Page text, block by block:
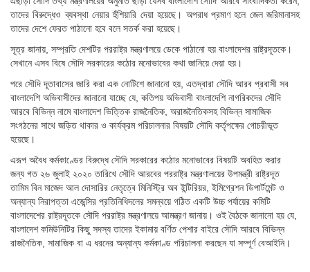
তাদের বিরুদ্ধেও ব্যবস্থা নেয়ার হুঁশিয়ারি দেয়া হয়েছে। অপরাধ প্রমাণ হলে জেল জরিমানাসহ
তাদের দেশে ফেরত পাঠানো হবে বলে সতর্ক করা হয়েছে।
সূত্র জানায়, সম্প্রতি দেশটির পররাষ্ট্র মন্ত্রণালয়ে ডেকে পাঠানো হয় বাংলাদেশর রাষ্ট্রদূতকে।
সেখানে এসব বিষে সৌদি সরকারের কঠোর মনোভাবের কথা জানিয়ে দেয়া হয়।
পরে সৌদি দূতাবাসের জারি করা এক নোটিশে জানানো হয়, এতদ্বারা সৌদি আরব প্রবাসী সব
বাংলাদেশি অভিবাসীদের জানানো যাচ্ছে যে, কতিপয় অভিবাসী বাংলাদেশি নাগরিকদের সৌদি
আরবে বিভিন্ন নামে বাংলাদেশ ভিত্তিক রাজনৈতিক, অরাজনৈতিকসহ বিভিন্ন সামাজিক
সংগঠনের সাথে জড়িত থাকার ও কার্যক্রম পরিচালনার বিষয়টি সৌদি কর্তৃপক্ষের গোচরীভূত
হয়েছে।
এরূপ অবৈধ কর্মকাণ্ডের বিরুদ্ধে সৌদি সরকারের কঠোর মনোভাবের বিষয়টি অবহিত করার
জন্য গত ২৬ জুলাই ২০২০ তারিখে সৌদি আরবের পররাষ্ট্র মন্ত্রণালয়ের উপমন্ত্রী রাষ্ট্রদূত
তামিম বিন মাজেদ আল দোসারির নেতৃত্বে মিনিস্ট্রি অব ইন্টিরিয়র, ইমিগ্রেশন ডিপার্টমেন্ট ও
অন্যান্য নিরাপত্তা এজেন্সির প্রতিনিধিদলের সমন্বয়ে গঠিত একটি উচ্চ পর্যায়ের কমিটি
বাংলাদেশের রাষ্ট্রদূতকে সৌদি পররাষ্ট্র মন্ত্রণালয়ে আমন্ত্রণ জানায়। ওই বৈঠকে জানানো হয় যে,
বাংলাদেশ কমিউনিটির কিছু সদস্য তাদের ইকামায় বর্ণিত পেশার বাইরে সৌদি আরবে বিভিন্ন
রাজনৈতিক, সামাজিক বা এ ধরনের অন্যান্য কর্মকাণ্ড পরিচালনা করছেন যা সম্পূর্ণ বেআইনি।